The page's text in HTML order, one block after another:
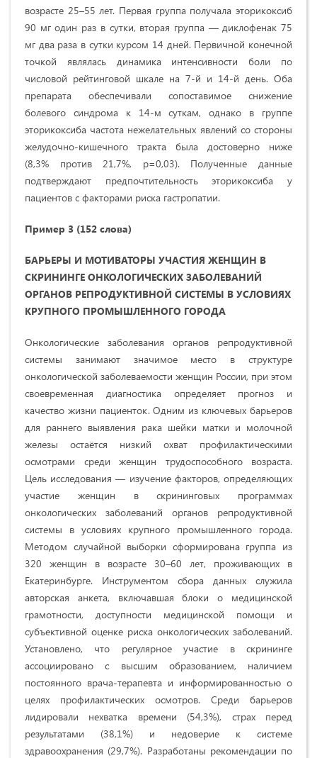
возрасте 25–55 лет. Первая группа получала эторикоксиб
90 мг один раз в сутки, вторая группа — диклофенак 75
мг два раза в сутки курсом 14 дней. Первичной конечной
точкой являлась динамика интенсивности боли по
числовой рейтинговой шкале на 7-й и 14-й день. Оба
препарата обеспечивали сопоставимое снижение
болевого синдрома к 14-м суткам, однако в группе
эторикоксиба частота нежелательных явлений со стороны
желудочно-кишечного тракта была достоверно ниже
(8,3% против 21,7%, p=0,03). Полученные данные
подтверждают предпочтительность эторикоксиба у
пациентов с факторами риска гастропатии.
Пример 3 (152 слова)
БАРЬЕРЫ И МОТИВАТОРЫ УЧАСТИЯ ЖЕНЩИН В
СКРИНИНГЕ ОНКОЛОГИЧЕСКИХ ЗАБОЛЕВАНИЙ
ОРГАНОВ РЕПРОДУКТИВНОЙ СИСТЕМЫ В УСЛОВИЯХ
КРУПНОГО ПРОМЫШЛЕННОГО ГОРОДА
Онкологические заболевания органов репродуктивной
системы занимают значимое место в структуре
онкологической заболеваемости женщин России, при этом
своевременная диагностика определяет прогноз и
качество жизни пациенток. Одним из ключевых барьеров
для раннего выявления рака шейки матки и молочной
железы остаётся низкий охват профилактическими
осмотрами среди женщин трудоспособного возраста.
Цель исследования — изучение факторов, определяющих
участие женщин в скрининговых программах
онкологических заболеваний органов репродуктивной
системы в условиях крупного промышленного города.
Методом случайной выборки сформирована группа из
320 женщин в возрасте 30–60 лет, проживающих в
Екатеринбурге. Инструментом сбора данных служила
авторская анкета, включавшая блоки о медицинской
грамотности, доступности медицинской помощи и
субъективной оценке риска онкологических заболеваний.
Установлено, что регулярное участие в скрининге
ассоциировано с высшим образованием, наличием
постоянного врача-терапевта и информированностью о
целях профилактических осмотров. Среди барьеров
лидировали нехватка времени (54,3%), страх перед
результатами (38,1%) и недоверие к системе
здравоохранения (29,7%). Разработаны рекомендации по